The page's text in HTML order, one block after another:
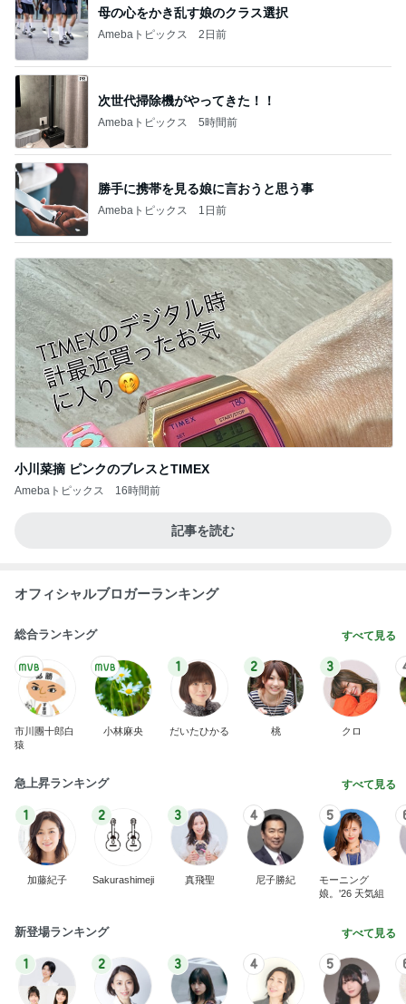
母の心をかき乱す娘のクラス選択
Amebaトピックス 2日前
次世代掃除機がやってきた！！
Amebaトピックス 5時間前
勝手に携帯を見る娘に言おうと思う事
Amebaトピックス 1日前
小川菜摘 ピンクのブレスとTIMEX
Amebaトピックス 16時間前
記事を読む
オフィシャルブロガーランキング
総合ランキング すべて見る
市川團十郎白
猿
小林麻央
1
だいたひかる
2
桃
3
クロ
急上昇ランキング すべて見る
1
加藤紀子
2
Sakurashimeji
3
真飛聖
4
尼子勝紀
5
モーニング
娘。'26 天気組
新登場ランキング すべて見る
1 2 3 4 5